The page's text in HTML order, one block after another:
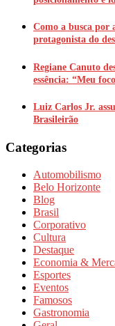
Como a busca
protagonista do
Regiane Canuto
essência: “Meu
Luiz Carlos Jr.
Brasileirão
Categorias
Automobilismo
Belo Horizonte
Blog
Brasil
Corporativo
Cultura
Destaque
Economia &
Esportes
Eventos
Famosos
Gastronomia